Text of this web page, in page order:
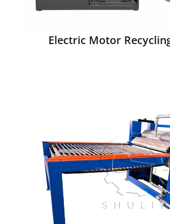
Electric Motor